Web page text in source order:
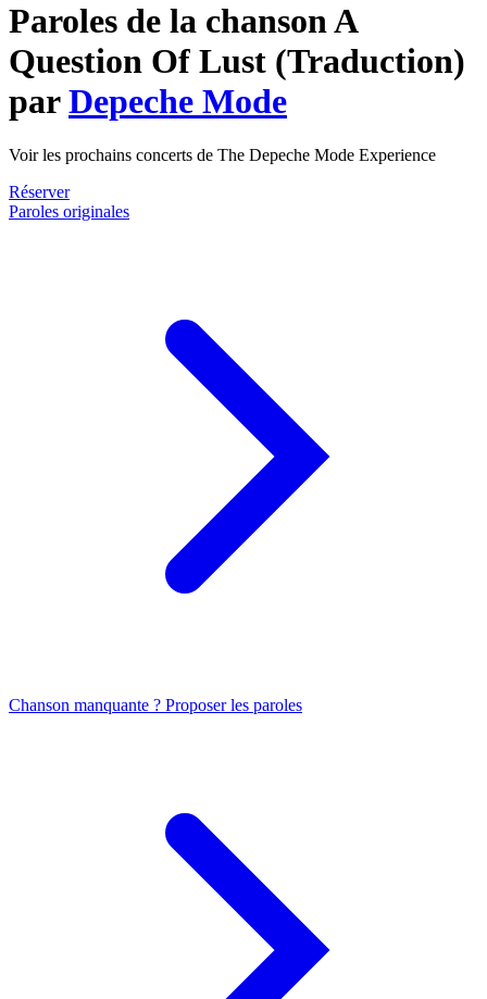
Paroles de la chanson A
Question Of Lust (Traduction)
parDepeche Mode
Voir les prochains concerts de The Depeche Mode Experience
Réserver
Paroles originales
Chanson manquante ? Proposer les paroles